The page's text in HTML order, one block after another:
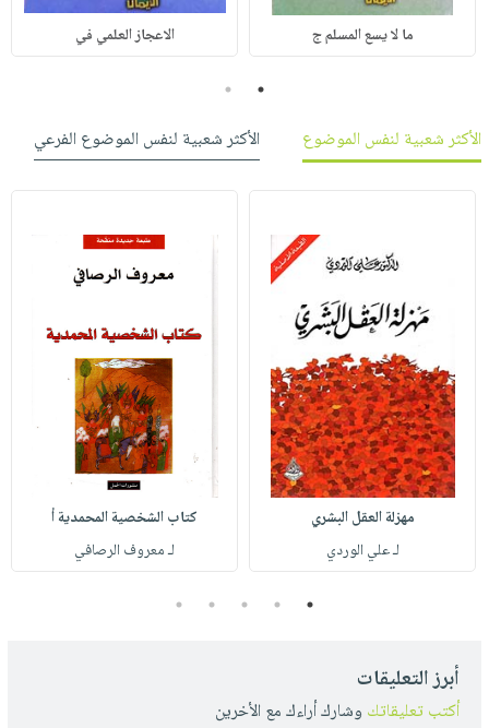
ما لا يسع المسلم ج الاعجاز العلمي في
1
2
الأكثر شعبية لنفس الموضوع
الأكثر شعبية لنفس الموضوع الفرعي
مهزلة العقل البشري
لـ علي الوردي
كتاب الشخصية المحمدية أ
لـ معروف الرصافي
1
2
3
4
5
أبرز التعليقات
أكتب تعليقاتك وشارك أراءك مع الأخرين